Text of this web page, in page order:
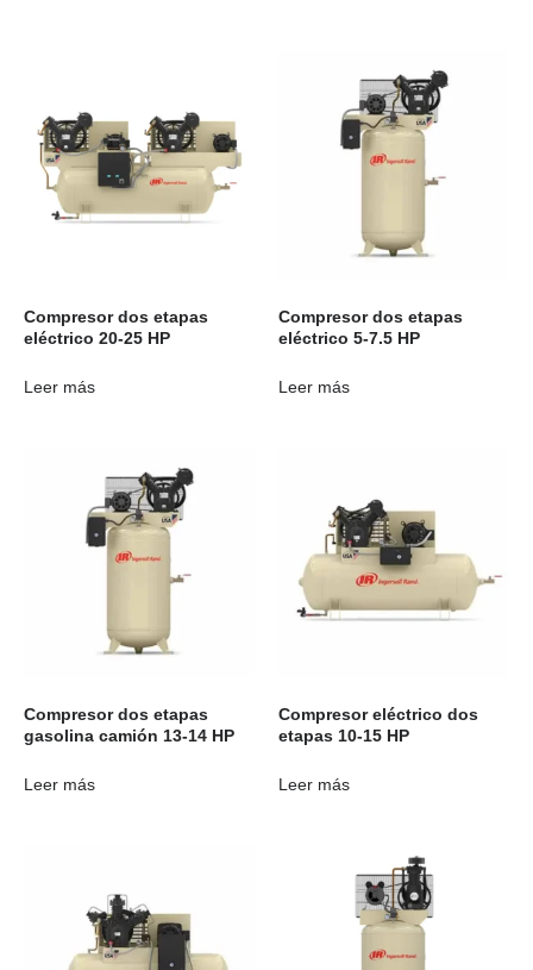
Compresor dos etapas
eléctrico 20-25 HP
Leer más
Compresor dos etapas
eléctrico 5-7.5 HP
Leer más
Compresor dos etapas
gasolina camión 13-14 HP
Leer más
Compresor eléctrico dos
etapas 10-15 HP
Leer más